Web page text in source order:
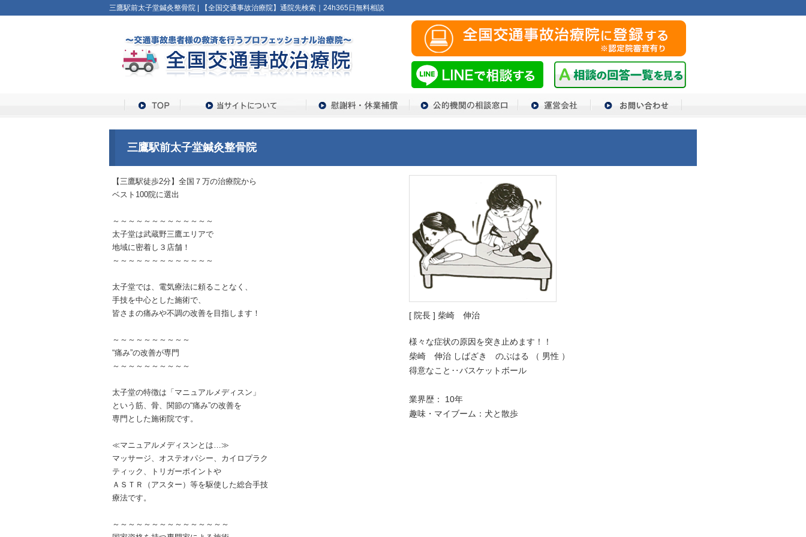
三鷹駅前太子堂鍼灸整骨院 | 【全国交通事故治療院】通院先検索｜24h365日無料相談
三鷹駅前太子堂鍼灸整骨院
【三鷹駅徒歩2分】全国７万の治療院から
ベスト100院に選出
～～～～～～～～～～～～～
太子堂は武蔵野三鷹エリアで
地域に密着し３店舗！
～～～～～～～～～～～～～
太子堂では、電気療法に頼ることなく、
手技を中心とした施術で、
皆さまの痛みや不調の改善を目指します！
～～～～～～～～～～
“痛み”の改善が専門
～～～～～～～～～～
太子堂の特徴は「マニュアルメディスン」
という筋、骨、関節の“痛み”の改善を
専門とした施術院です。
≪マニュアルメディスンとは…≫
マッサージ、オステオパシー、カイロプラク
ティック、トリガーポイントや
ＡＳＴＲ（アスター）等を駆使した総合手技
療法です。
～～～～～～～～～～～～～～～
[ 院長 ] 柴崎 伸治
様々な症状の原因を突き止めます！！
柴崎 伸治 しばざき のぶはる （ 男性 ）
得意なこと‥バスケットボール
業界歴： 10年
趣味・マイブーム：犬と散歩